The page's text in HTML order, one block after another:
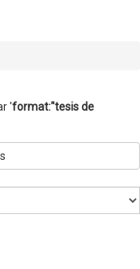
'format:"tesis de